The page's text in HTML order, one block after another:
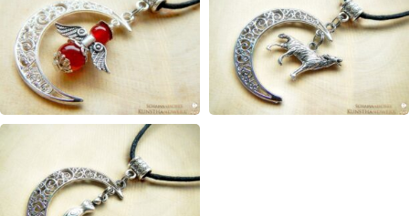
MOND ENGEL